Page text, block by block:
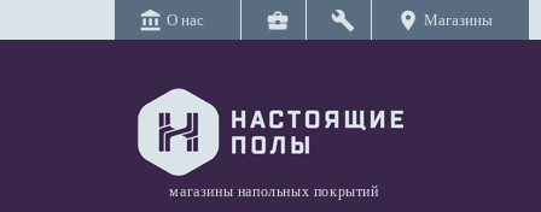
account_balance О нас business_center build location_on Магазины
магазины напольных покрытий